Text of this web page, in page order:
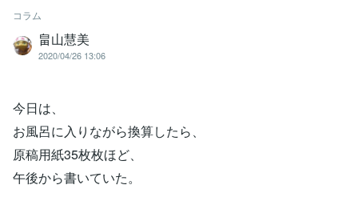
コラム
畠山慧美
2020/04/26 13:06
今日は、
お風呂に入りながら換算したら、
原稿用紙35枚枚ほど、
午後から書いていた。